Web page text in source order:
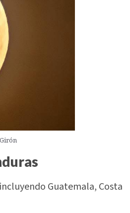
Guatemala, Costa